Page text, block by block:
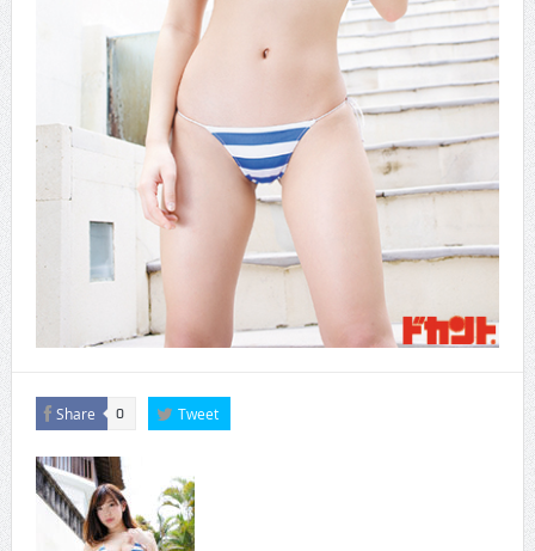
Share 0 Tweet